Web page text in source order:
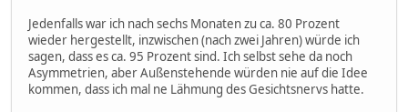
Jedenfalls war ich nach sechs Monaten zu ca. 80 Prozent
wieder hergestellt, inzwischen (nach zwei Jahren) würde ich
sagen, dass es ca. 95 Prozent sind. Ich selbst sehe da noch
Asymmetrien, aber Außenstehende würden nie auf die Idee
kommen, dass ich mal ne Lähmung des Gesichtsnervs hatte.